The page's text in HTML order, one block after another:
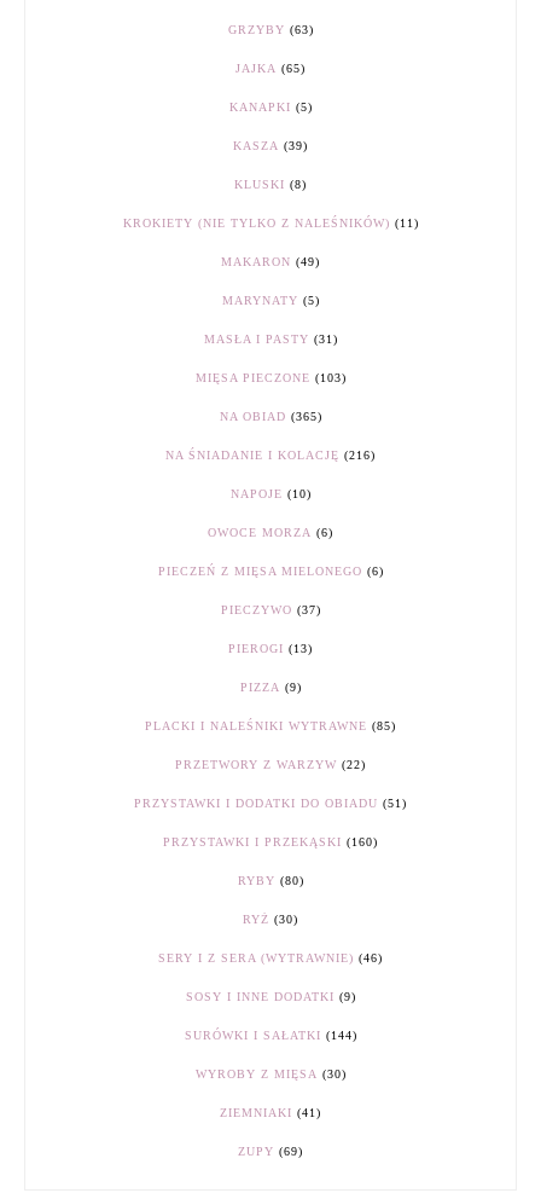
GRZYBY (63)
JAJKA (65)
KANAPKI (5)
KASZA (39)
KLUSKI (8)
KROKIETY (NIE TYLKO Z NALEŚNIKÓW) (11)
MAKARON (49)
MARYNATY (5)
MASŁA I PASTY (31)
MIĘSA PIECZONE (103)
NA OBIAD (365)
NA ŚNIADANIE I KOLACJĘ (216)
NAPOJE (10)
OWOCE MORZA (6)
PIECZEŃ Z MIĘSA MIELONEGO (6)
PIECZYWO (37)
PIEROGI (13)
PIZZA (9)
PLACKI I NALEŚNIKI WYTRAWNE (85)
PRZETWORY Z WARZYW (22)
PRZYSTAWKI I DODATKI DO OBIADU (51)
PRZYSTAWKI I PRZEKĄSKI (160)
RYBY (80)
RYŻ (30)
SERY I Z SERA (WYTRAWNIE) (46)
SOSY I INNE DODATKI (9)
SURÓWKI I SAŁATKI (144)
WYROBY Z MIĘSA (30)
ZIEMNIAKI (41)
ZUPY (69)